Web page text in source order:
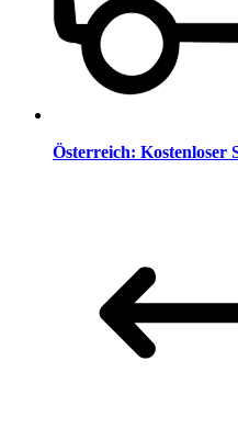
Österreich: Kostenloser